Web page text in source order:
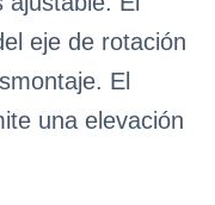
eje de rotación
El
una elevación